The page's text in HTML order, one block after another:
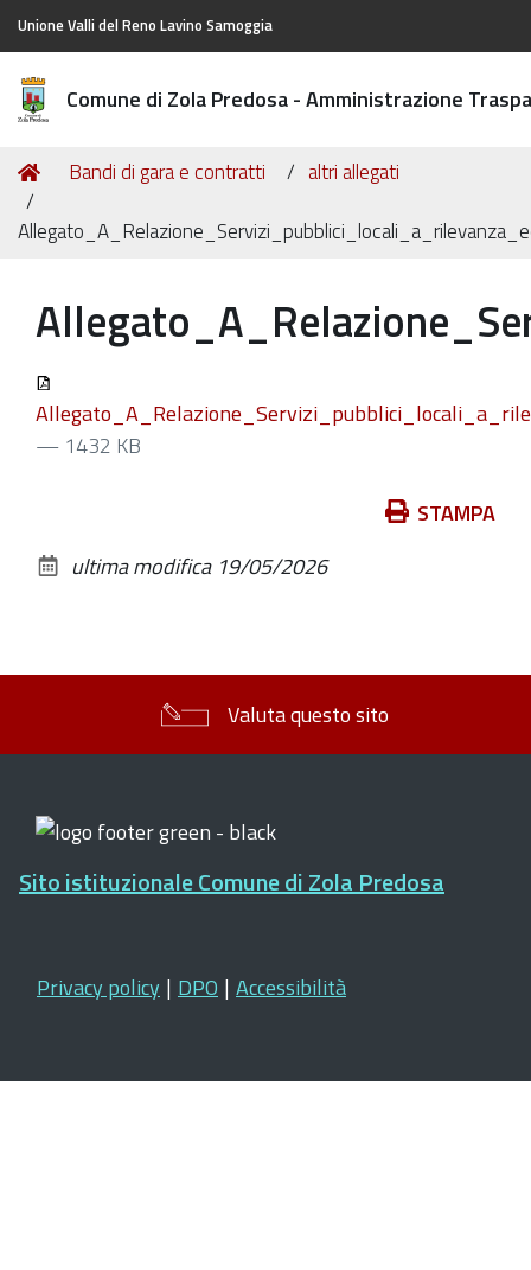
Unione Valli del Reno Lavino Samoggia
Comune di Zola Predosa - Amministrazione
Tu
sei
qui:
Home
Bandi di gara e contratti
altri allegati
— 1432 KB
documento
STAMPA
ultima modifica 19/05/2026
Valuta questo sito
Sito istituzionale Comune di Zola Predosa
Privacy policy | DPO | Accessibilità